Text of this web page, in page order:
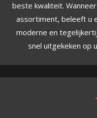
beste kwaliteit.
assortiment, beleeft u
moderne en
snel uitgekeken op